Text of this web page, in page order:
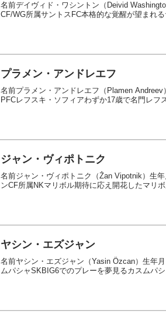
名前デイヴィド・ワシントン（Deivid
CF/WG所属サントスFC本格的な覚醒が望まれ
プラメン・アンドレエフ
名前プラメン・アンドレエフ（Plamen
PFCレフスキ・ソフィアわずか17歳で名門レ
ジャン・ヴィポトニク
名前ジャン・ヴィポトニク（Žan Vipotnik）生
ンCF所属NKマリボル期待に応え開花したマリ
ヤシン・エズジャン
名前ヤシン・エズジャン（Yasin Özcan）生年
ムパシャSKBIG6でのプレーを夢見るカスムパ